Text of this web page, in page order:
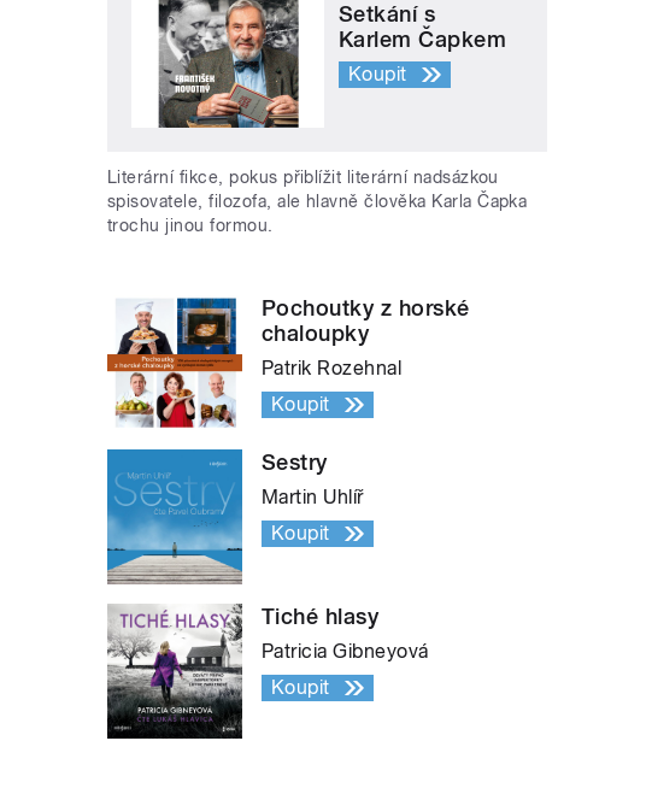
Setkání s
Karlem Čapkem
Koupit
Literární fikce, pokus přiblížit literární nadsázkou
spisovatele, filozofa, ale hlavně člověka Karla Čapka
trochu jinou formou.
Pochoutky z horské
chaloupky
Patrik Rozehnal
Koupit
Sestry
Martin Uhlíř
Koupit
Tiché hlasy
Patricia Gibneyová
Koupit